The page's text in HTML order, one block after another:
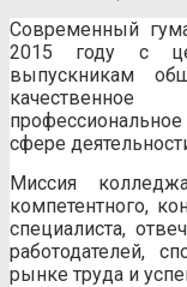
Современный
2015 году с
выпускникам
сфере
Миссия
компетентного,
специалиста,
работодателей,
рынке труда и